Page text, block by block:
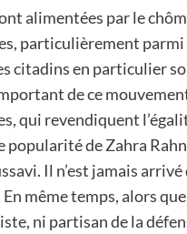
alimentées par le
particulièrement parmi
citadins en particulier
de ce
qui revendiquent
popularité de Zahra
Il n’est jamais
même temps, alors
ni partisan de la